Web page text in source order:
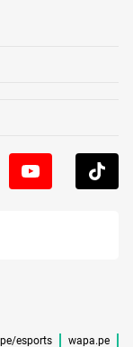
esports wapa.pe